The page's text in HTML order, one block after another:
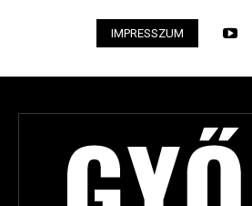
IMPRESSZUM